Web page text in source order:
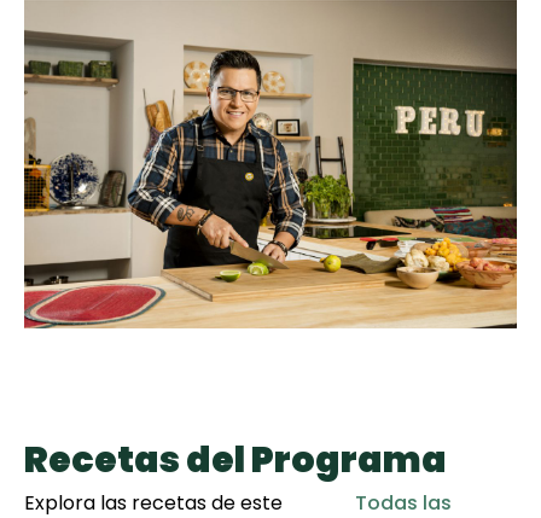
Raspaditas
Mendocinas
Recetas del Programa
Explora las recetas de este
Todas las